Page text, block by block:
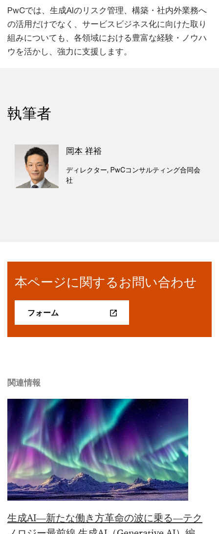
PwCでは、生成AIのリスク管理、構築・社内外業務へ
の活用だけでなく、サービスビジネス化に向けた取り
組みについても、各領域における豊富な経験・ノウハ
ウを活かし、強力に支援します。
執筆者
岡本 祥裕
ディレクター, PwCコンサルティング合同会
社
本ページに関するお問い合わせ
フォーム
関連情報
生成AI―新たな働き方革命の波に乗る―テク